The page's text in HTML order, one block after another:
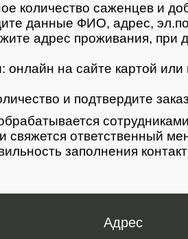
количество саженцев и
данные ФИО, адрес,
адрес проживания, при
на сайте картой или
и подтвердите
свяжется ответственный
заполнения
Адрес